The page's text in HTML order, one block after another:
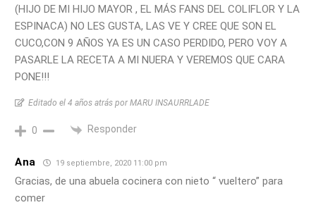
(HIJO DE MI HIJO MAYOR , EL MÁS FANS DEL COLIFLOR Y LA
ESPINACA) NO LES GUSTA, LAS VE Y CREE QUE SON EL
CUCO,CON 9 AÑOS YA ES UN CASO PERDIDO, PERO VOY A
PASARLE LA RECETA A MI NUERA Y VEREMOS QUE CARA
PONE!!!
Editado el 4 años atrás por MARU INSAURRLADE
0 Responder
Ana 19 septiembre, 2020 11:00 pm
Gracias, de una abuela cocinera con nieto “ vueltero” para
comer